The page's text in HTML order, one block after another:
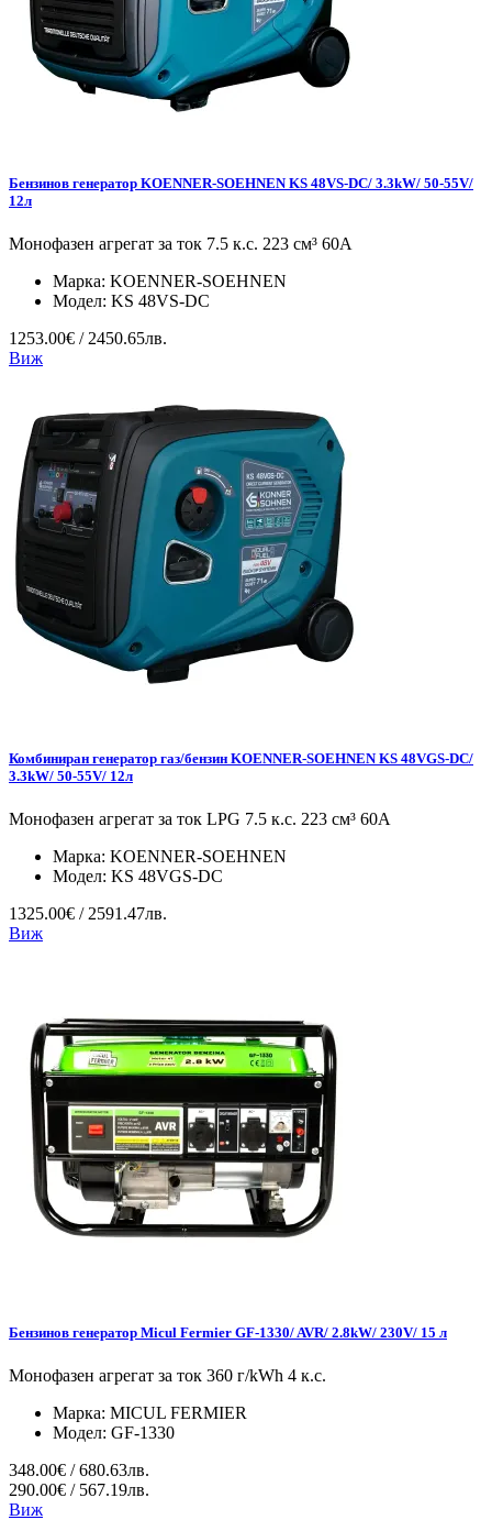
Бензинов генератор KOENNER-SOEHNEN KS 48VS-DC/ 3.3kW/ 50-55V/
12л
Монофазен агрегат за ток 7.5 к.с. 223 см³ 60А
Марка: KOENNER-SOEHNEN
Модел: KS 48VS-DC
1253.00€ / 2450.65лв.
Виж
Комбиниран генератор газ/бензин KOENNER-SOEHNEN KS 48VGS-DC/
3.3kW/ 50-55V/ 12л
Монофазен агрегат за ток LPG 7.5 к.с. 223 см³ 60А
Марка: KOENNER-SOEHNEN
Модел: KS 48VGS-DC
1325.00€ / 2591.47лв.
Виж
Бензинов генератор Micul Fermier GF-1330/ AVR/ 2.8kW/ 230V/ 15 л
Монофазен агрегат за ток 360 г/kWh 4 к.с.
Марка: MICUL FERMIER
Модел: GF-1330
348.00€ / 680.63лв.
290.00€ / 567.19лв.
Виж